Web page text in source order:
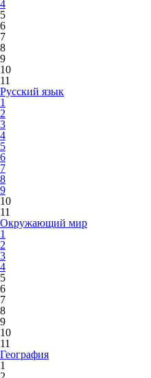
4
5
6
7
8
9
10
11
Русский язык
1
2
3
4
5
6
7
8
9
10
11
Окружающий мир
1
2
3
4
5
6
7
8
9
10
11
География
1